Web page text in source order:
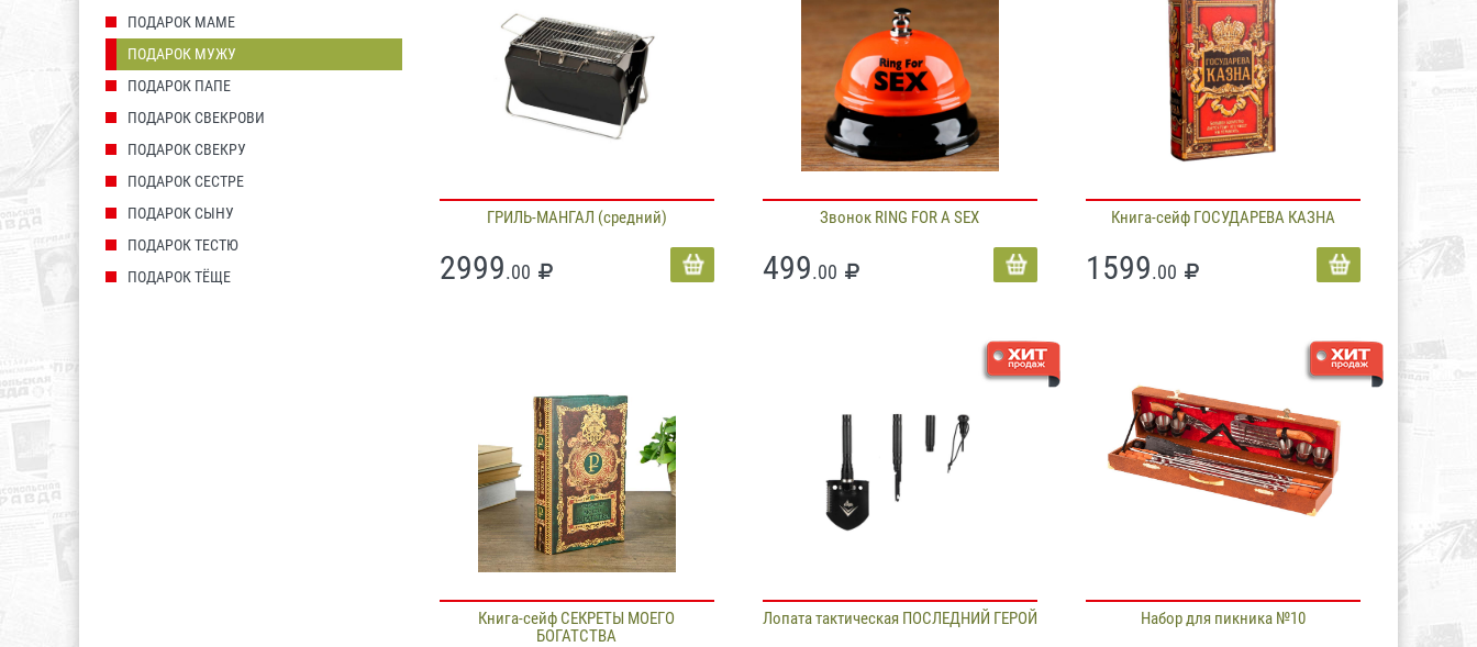
ПОДАРОК МАМЕ
ПОДАРОК МУЖУ
ПОДАРОК ПАПЕ
ПОДАРОК СВЕКРОВИ
ПОДАРОК СВЕКРУ
ПОДАРОК СЕСТРЕ
ПОДАРОК СЫНУ
ПОДАРОК ТЕСТЮ
ПОДАРОК ТЁЩЕ
ГРИЛЬ-МАНГАЛ (средний)
2999.00
Звонок RING FOR A SEX
499.00
Книга-сейф ГОСУДАРЕВА КАЗНА
1599.00
Книга-сейф СЕКРЕТЫ МОЕГО
БОГАТСТВА
Лопата тактическая ПОСЛЕДНИЙ ГЕРОЙ Набор для пикника №10